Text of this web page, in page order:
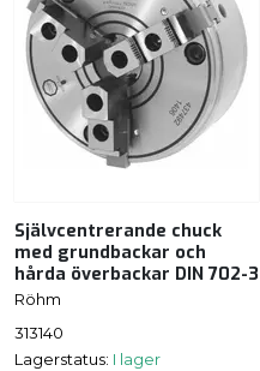
Självcentrerande chuck
med grundbackar och
hårda överbackar DIN 702-3
Röhm
313140
Lagerstatus: I lager